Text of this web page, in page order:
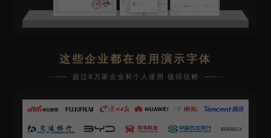
这些企业都在使用演示字体
超过8万家企业和个人使用 值得信赖